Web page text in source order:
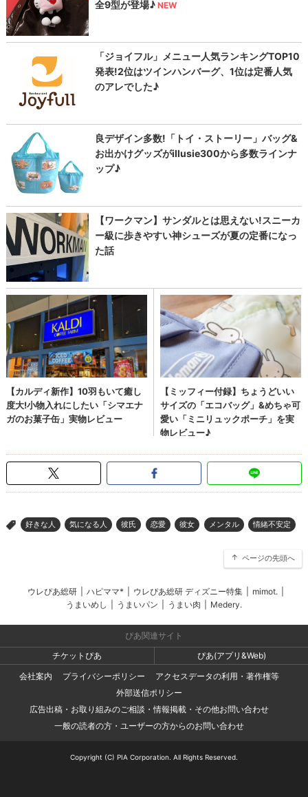
> 好きな人 気になる人 彼氏 恋愛 彼女 メンタル 情緒不安定
ページの先頭へ
ウレぴあ総研 ハピママ* ウレぴあ総研 ディズニー特集 mimot.
うまいめし
うまいパン うまい肉 Medery.
ぴあ関連サイト
チケットぴあ
ぴあ(アプリ&Web)
会社案内
プライバシーポリシー
アクセスデータの利用・著作権等
外部送信ポリシー
広告出稿・お取り組みのご相談・情報掲載・その他お問い合わせ
一般の読者の方・ユーザーの方からのお問い合わせ
Copyright (C) PIA Corporation. All Rights Reserved.